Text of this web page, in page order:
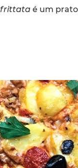
frittataé um prato